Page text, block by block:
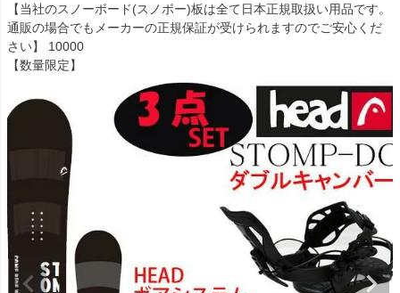
【当社のスノーボード(スノボー)板は全て日本正規取扱い用品です。
通販の場合でもメーカーの正規保証が受けられますのでご安心くだ
さい】 10000
【数量限定】